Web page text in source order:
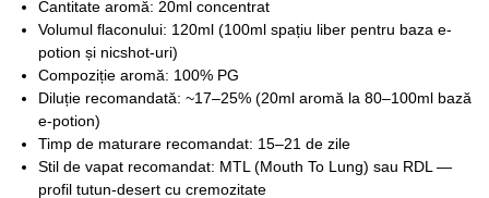
Cantitate aromă: 20ml concentrat
Volumul flaconului: 120ml (100ml spațiu liber pentru baza e-
potion și nicshot-uri)
Compoziție aromă: 100% PG
Diluție recomandată: ~17–25% (20ml aromă la 80–100ml bază
e-potion)
Timp de maturare recomandat: 15–21 de zile
Stil de vapat recomandat: MTL (Mouth To Lung) sau RDL —
profil tutun-desert cu cremozitate